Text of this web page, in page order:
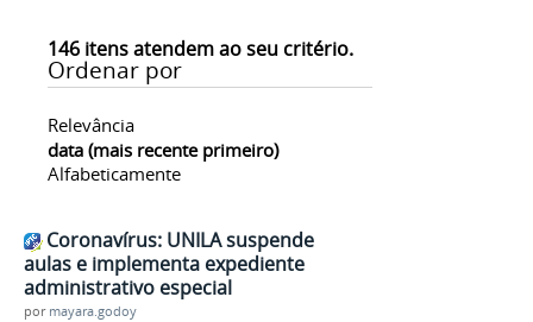
146 itens atendem ao seu critério.
Ordenar por
Relevância
data (mais recente primeiro)
Alfabeticamente
Coronavírus: UNILA suspende
aulas e implementa expediente
administrativo especial
por mayara.godoy